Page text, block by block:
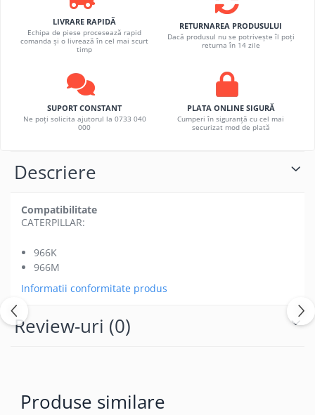
LIVRARE RAPIDĂ
Echipa de piese procesează rapid
comanda și o livrează în cel mai scurt
timp
RETURNAREA PRODUSULUI
Dacă produsul nu se potrivește îl poți
returna în 14 zile
SUPORT CONSTANT
Ne poți solicita ajutorul la 0733 040
000
PLATA ONLINE SIGURĂ
Cumperi în siguranță cu cel mai
securizat mod de plată
Descriere
Compatibilitate
CATERPILLAR:
966K
966M
Informatii conformitate produs
Review-uri (0)
Produse similare